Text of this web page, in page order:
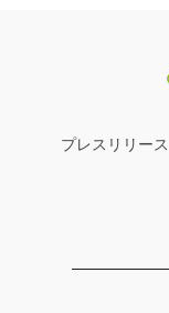
プレスリリース